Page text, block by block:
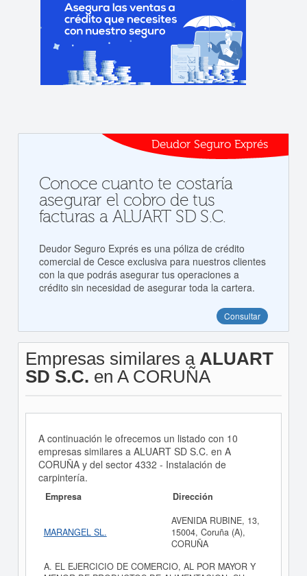
Deudor Seguro Exprés
Conoce cuanto te costaría
asegurar el cobro de tus
facturas a ALUART SD S.C.
Deudor Seguro Exprés es una póliza de crédito
comercial de Cesce exclusiva para nuestros clientes
con la que podrás asegurar tus operaciones a
crédito sin necesidad de asegurar toda la cartera.
Consultar
Empresas similares a ALUART
SD S.C. en A CORUÑA
A continuación le ofrecemos un listado con 10
empresas similares a ALUART SD S.C. en A
CORUÑA y del sector 4332 - Instalación de
carpintería.
Empresa Dirección
MARANGEL SL.
AVENIDA RUBINE, 13,
15004, Coruña (A),
CORUÑA
A. EL EJERCICIO DE COMERCIO, AL POR MAYOR Y